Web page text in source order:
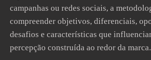
campanhas ou redes sociais, a
compreender objetivos, diferenciais,
desafios e características que
percepção construída ao redor da marca.